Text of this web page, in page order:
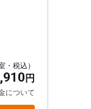
・税込）
円
について